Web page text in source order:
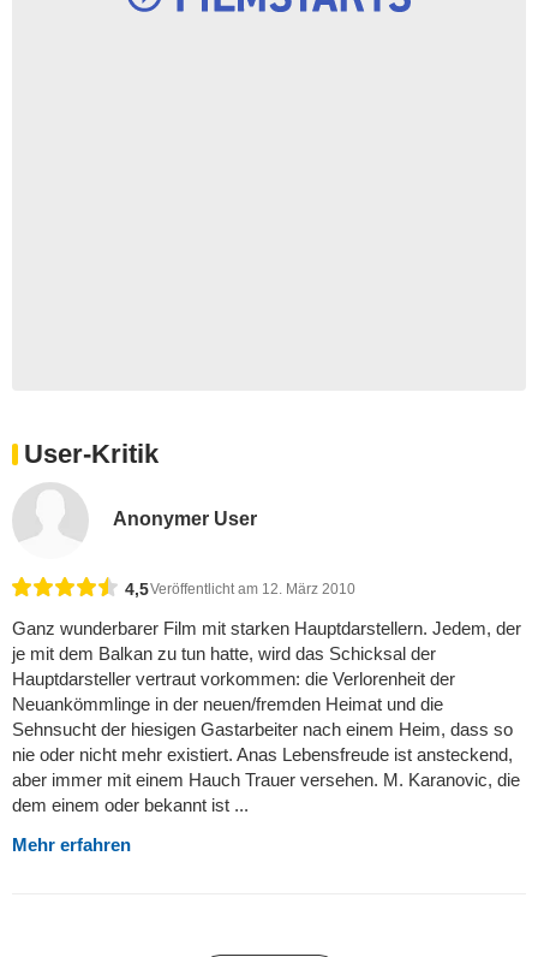
User-Kritik
Anonymer User
4,5Veröffentlicht am 12. März 2010
Ganz wunderbarer Film mit starken Hauptdarstellern. Jedem, der
je mit dem Balkan zu tun hatte, wird das Schicksal der
Hauptdarsteller vertraut vorkommen: die Verlorenheit der
Neuankömmlinge in der neuen/fremden Heimat und die
Sehnsucht der hiesigen Gastarbeiter nach einem Heim, dass so
nie oder nicht mehr existiert. Anas Lebensfreude ist ansteckend,
aber immer mit einem Hauch Trauer versehen. M. Karanovic, die
dem einem oder bekannt ist ...
Mehr erfahren